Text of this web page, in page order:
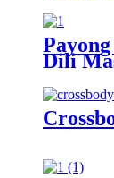
Dili